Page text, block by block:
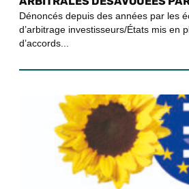
Dénoncés depuis des années par les
d’arbitrage investisseurs/États mis en
d’accords...